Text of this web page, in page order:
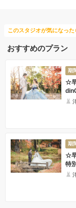
このスタジオが気になっ
おすすめのプラン
期
☆
期
☆
特